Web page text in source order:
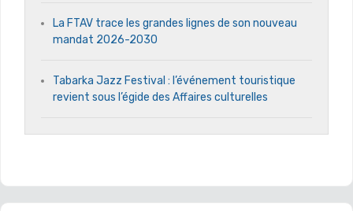
La FTAV trace les grandes lignes de son nouveau
mandat 2026-2030
Tabarka Jazz Festival : l’événement touristique
revient sous l’égide des Affaires culturelles